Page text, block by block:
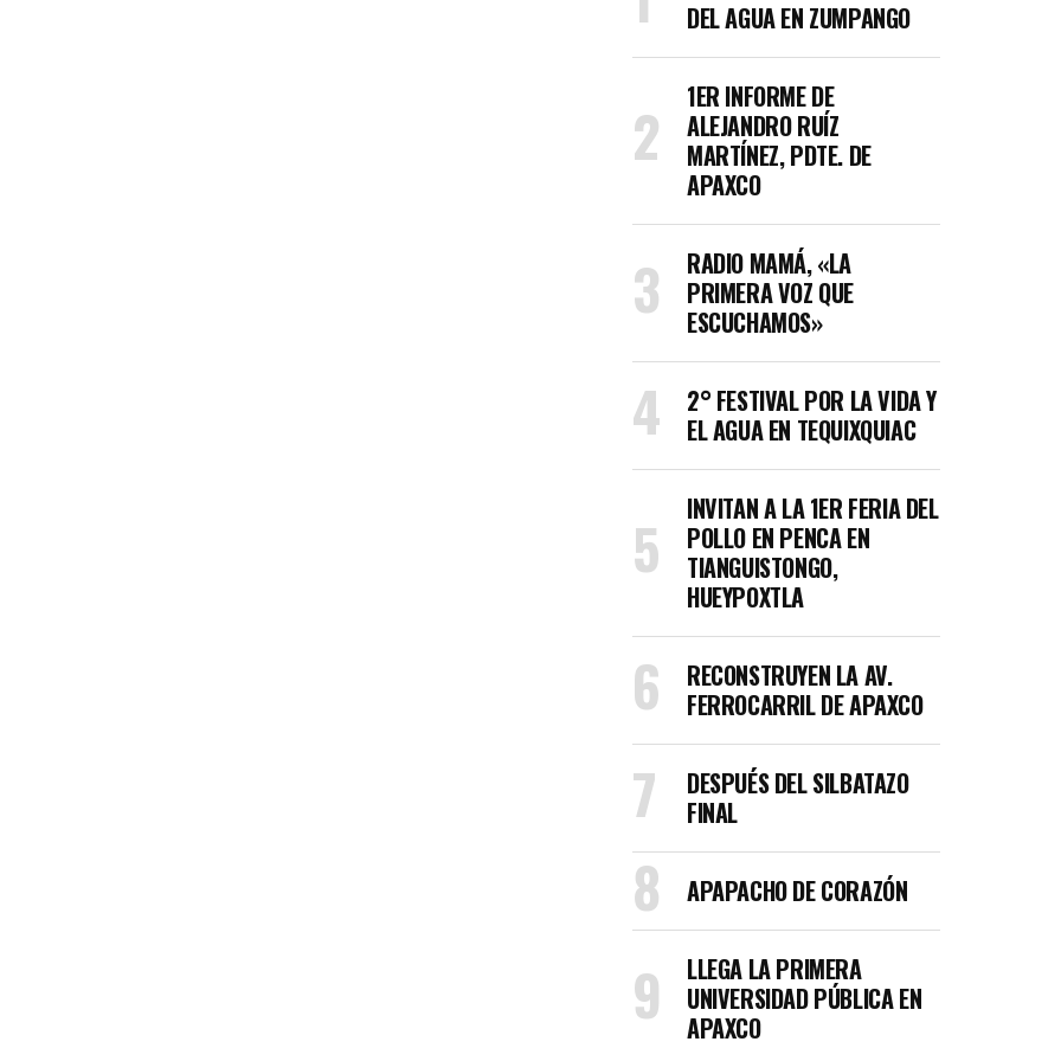
DEL AGUA EN ZUMPANGO
1ER INFORME DE
ALEJANDRO RUÍZ
MARTÍNEZ, PDTE. DE
APAXCO
RADIO MAMÁ, «LA
PRIMERA VOZ QUE
ESCUCHAMOS»
2° FESTIVAL POR LA VIDA Y
EL AGUA EN TEQUIXQUIAC
INVITAN A LA 1ER FERIA DEL
POLLO EN PENCA EN
TIANGUISTONGO,
HUEYPOXTLA
RECONSTRUYEN LA AV.
FERROCARRIL DE APAXCO
DESPUÉS DEL SILBATAZO
FINAL
APAPACHO DE CORAZÓN
LLEGA LA PRIMERA
UNIVERSIDAD PÚBLICA EN
APAXCO